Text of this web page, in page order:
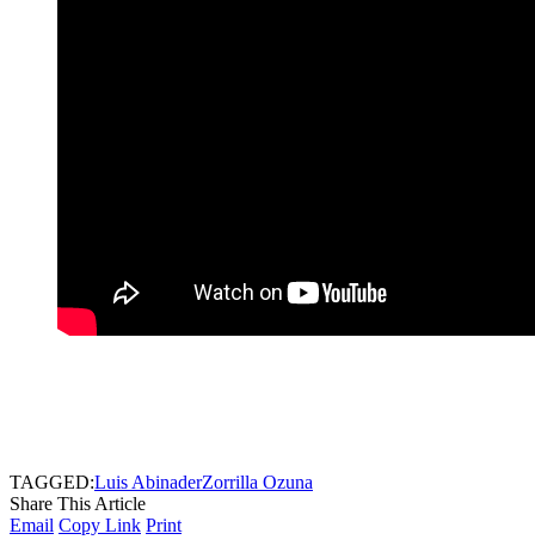
TAGGED:Luis AbinaderZorrilla Ozuna
Share This Article
Email Copy Link Print